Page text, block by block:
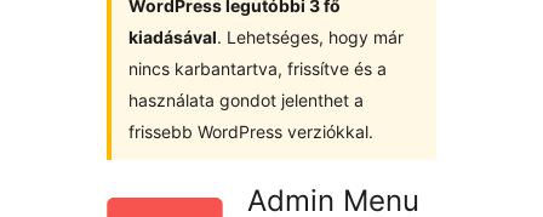
WordPress legutóbbi 3 fő
kiadásával. Lehetséges, hogy már
nincs karbantartva, frissítve és a
használata gondot jelenthet a
frissebb WordPress verziókkal.
Admin Menu